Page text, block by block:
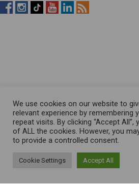
RistopiùNews
RistopiùNews
RistopiùNews
RistopiùNews
RistopiùNews
RSS
We use cookies on our website to
relevant experience by remembering
repeat visits. By clicking “Accept
of ALL the cookies. However, you
to provide a controlled consent.
Cookie Settings Accept All